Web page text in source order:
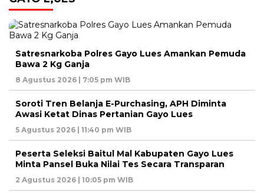
Satresnarkoba Polres Gayo Lues Amankan Pemuda
Bawa 2 Kg Ganja
8 Agustus 2026 | 7:05 pm WIB
Soroti Tren Belanja E-Purchasing, APH Diminta
Awasi Ketat Dinas Pertanian Gayo Lues
5 Agustus 2026 | 11:40 pm WIB
Peserta Seleksi Baitul Mal Kabupaten Gayo Lues
Minta Pansel Buka Nilai Tes Secara Transparan
2 Agustus 2026 | 10:05 pm WIB